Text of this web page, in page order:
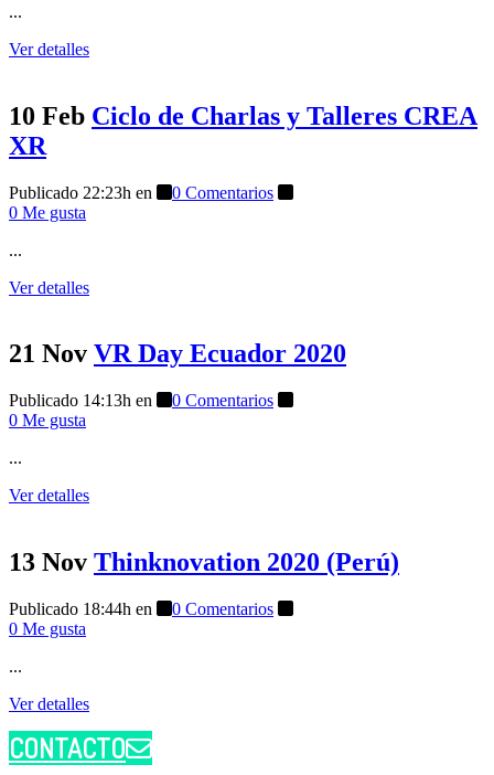
...
Ver detalles
10 Feb Ciclo de Charlas y Talleres CREA
XR
Publicado 22:23h en
0 Comentarios
0 Me gusta
...
Ver detalles
21 Nov VR Day Ecuador 2020
Publicado 14:13h en
0 Comentarios
0 Me gusta
...
Ver detalles
13 Nov Thinknovation 2020 (Perú)
Publicado 18:44h en
0 Comentarios
0 Me gusta
...
Ver detalles
CONTACTO